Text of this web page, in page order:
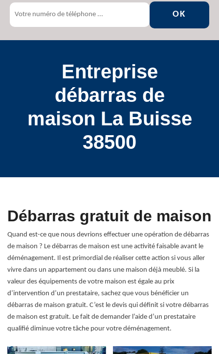
Entreprise
débarras de
maison La Buisse
38500
Débarras gratuit de maison
Quand est-ce que nous devrions effectuer une opération de débarras
de maison ? Le débarras de maison est une activité faisable avant le
déménagement. Il est primordial de réaliser cette action si vous aller
vivre dans un appartement ou dans une maison déjà meublé. Si la
valeur des équipements de votre maison est égale au prix
d’intervention d’un prestataire, sachez que vous bénéficier un
débarras de maison gratuit. C’est le devis qui définit si votre débarras
de maison est gratuit. Le fait de demander l’aide d’un prestataire
qualifié diminue votre tâche pour votre déménagement.